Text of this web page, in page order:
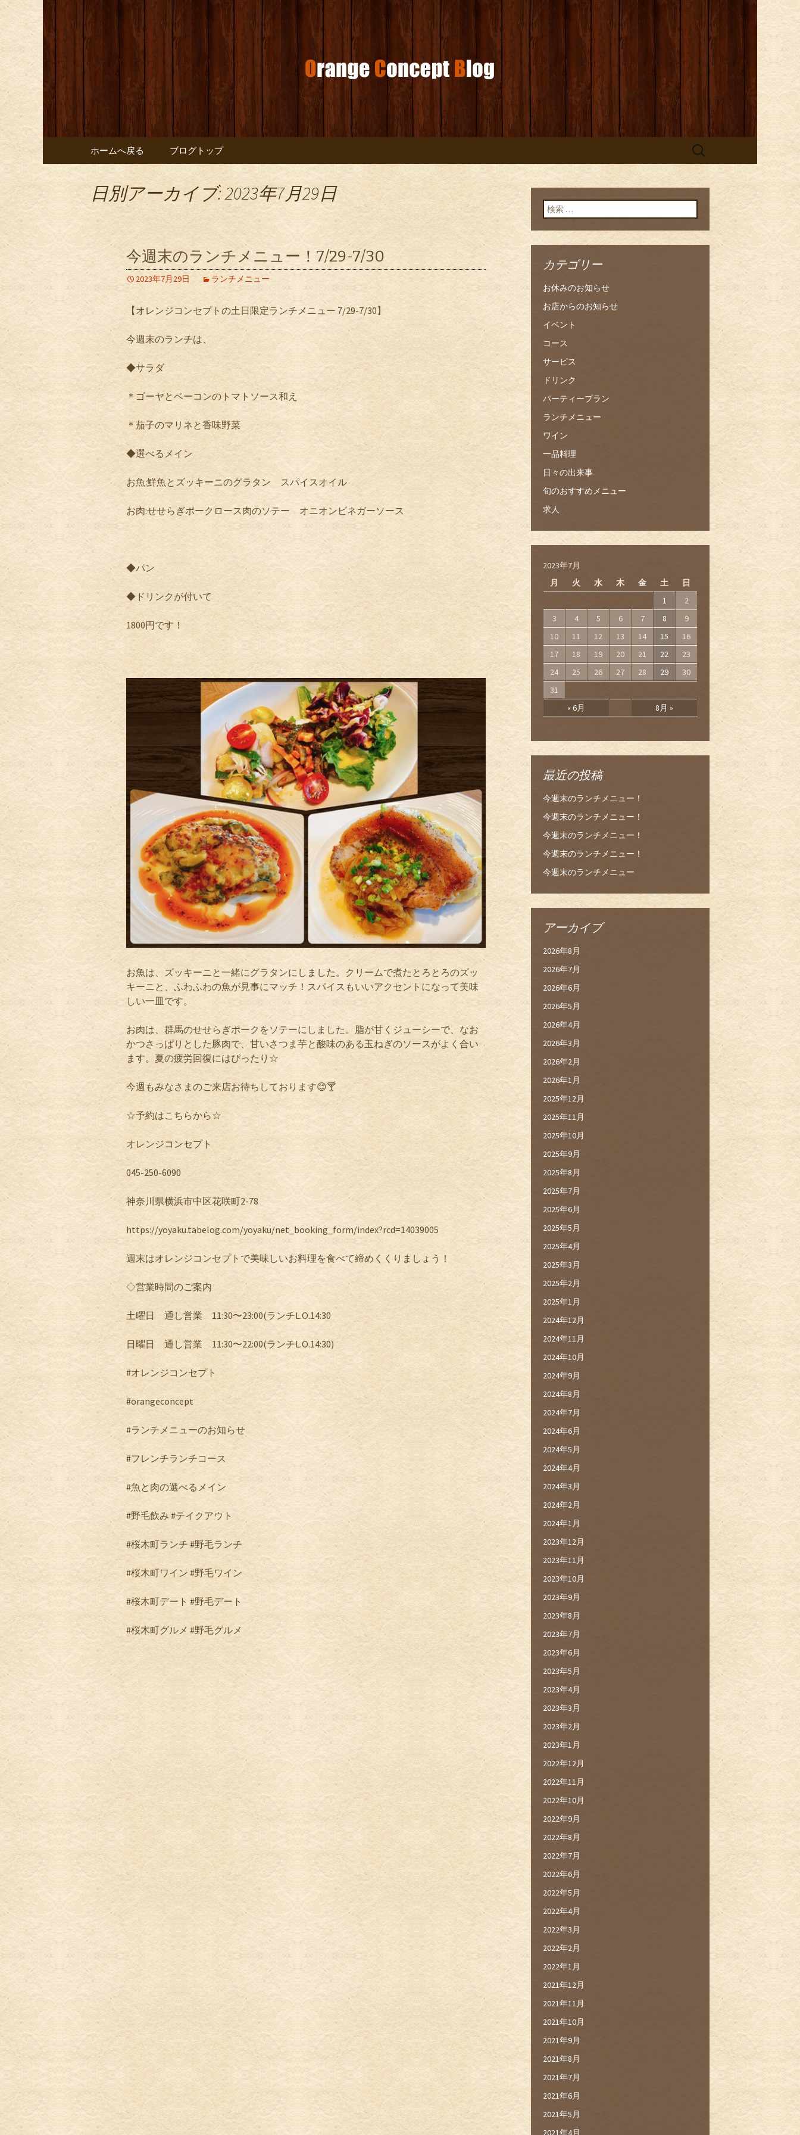
オレンジコンセプトブログ
お店からのお知らせ
コンテンツへ移動
ホームへ戻る ブログトップ
検
日別アーカイブ: 2023年7月29日
今週末のランチメニュー！7/29-7/30
2023年7月29日 ランチメニュー
【オレンジコンセプトの土日限定ランチメニュー 7/29-7/30】
今週末のランチは、
◆サラダ
＊ゴーヤとベーコンのトマトソース和え
＊茄子のマリネと香味野菜
◆選べるメイン
お魚:鮮魚とズッキーニのグラタン スパイスオイル
お肉:せせらぎポークロース肉のソテー オニオンビネガーソース
◆パン
◆ドリンクが付いて
1800円です！
お魚は、ズッキーニと一緒にグラタンにしました。クリームで煮たとろとろのズッ
キーニと、ふわふわの魚が見事にマッチ！スパイスもいいアクセントになって美味
しい一皿です。
お肉は、群馬のせせらぎポークをソテーにしました。脂が甘くジューシーで、なお
かつさっぱりとした豚肉で、甘いさつま芋と酸味のある玉ねぎのソースがよく合い
ます。夏の疲労回復にはぴったり ☆
今週もみなさまのご来店お待ちしております😊🍸
☆予約はこちらから☆
オレンジコンセプト
045-250-6090
神奈川県横浜市中区花咲町2-78
https://yoyaku.tabelog.com/yoyaku/net_booking_form/index?rcd=14039005
週末はオレンジコンセプトで美味しいお料理を食べて締めくくりましょう！
◇営業時間のご案内
土曜日 通し営業11:30〜23:00(ランチL.O.14:30
日曜日 通し営業 11:30〜22:00(ランチL.O.14:30)
#オレンジコンセプト
#orangeconcept
#ランチメニューのお知らせ
#フレンチランチコース
#魚と肉の選べるメイン
#野毛飲み #テイクアウト
#桜木町ランチ#野毛ランチ
#桜木町ワイン #野毛ワイン
#桜木町デート #野毛デート
#桜木町グルメ #野毛グルメ
検索:
カテゴリー
お休みのお知らせ
お店からのお知らせ
イベント
コース
サービス
ドリンク
パーティープラン
ランチメニュー
ワイン
一品料理
日々の出来事
旬のおすすめメニュー
求人
2023年7月
月
火 水 木 金 土 日
« 6月 8月 »
1
2
3
4 5 6 7 8
9
10
11 12 13 14 15
16
17
18 19 20 21 22
23
24
25 26 27 28 29
30
31
最近の投稿
今週末のランチメニュー！
今週末のランチメニュー！
今週末のランチメニュー！
今週末のランチメニュー！
今週末のランチメニュー
アーカイブ
2026年8月
2026年7月
2026年6月
2026年5月
2026年4月
2026年3月
2026年2月
2026年1月
2025年12月
2025年11月
2025年10月
2025年9月
2025年8月
2025年7月
2025年6月
2025年5月
2025年4月
2025年3月
2025年2月
2025年1月
2024年12月
2024年11月
2024年10月
2024年9月
2024年8月
2024年7月
2024年6月
2024年5月
2024年4月
2024年3月
2024年2月
2024年1月
2023年12月
2023年11月
2023年10月
2023年9月
2023年8月
2023年7月
2023年6月
2023年5月
2023年4月
2023年3月
2023年2月
2023年1月
2022年12月
2022年11月
2022年10月
2022年9月
2022年8月
2022年7月
2022年6月
2022年5月
2022年4月
2022年3月
2022年2月
2022年1月
2021年12月
2021年11月
2021年10月
2021年9月
2021年8月
2021年7月
2021年6月
2021年5月
2021年4月